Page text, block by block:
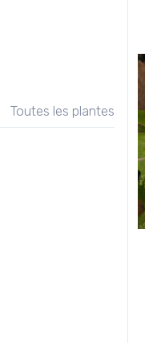
Toutes les plantes